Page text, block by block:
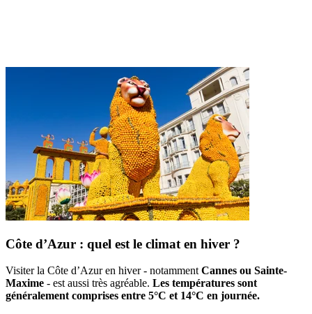
Côte d’Azur : quel est le climat en hiver ?
Visiter la Côte d’Azur en hiver - notamment Cannes ou Sainte-
Maxime - est aussi très agréable. Les températures sont
généralement comprises entre 5°C et 14°C en journée.